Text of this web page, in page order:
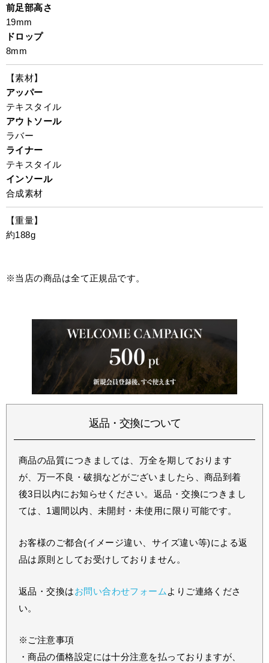
前足部高さ
19mm
ドロップ
8mm
【素材】
アッパー
テキスタイル
アウトソール
ラバー
ライナー
テキスタイル
インソール
合成素材
【重量】
約188g
※当店の商品は全て正規品です。
返品・交換について
商品の品質につきましては、万全を期しております
が、万一不良・破損などがございましたら、商品到着
後3日以内にお知らせください。返品・交換につきまし
ては、1週間以内、未開封・未使用に限り可能です。
お客様のご都合(イメージ違い、サイズ違い等)による返
品は原則としてお受けしておりません。
返品・交換はお問い合わせフォーム よりご連絡くださ
い。
※ご注意事項
・商品の価格設定には十分注意を払っておりますが、